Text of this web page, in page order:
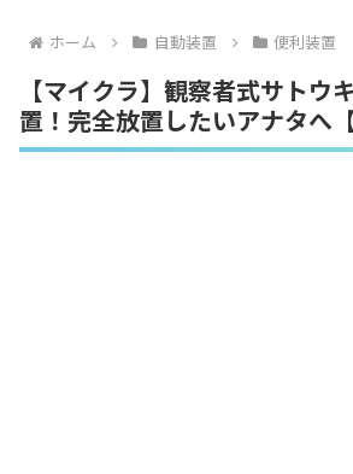
ホーム 自動装置 便利装置
【マイクラ】観察者式サトウ
置！完全放置したいアナタへ【